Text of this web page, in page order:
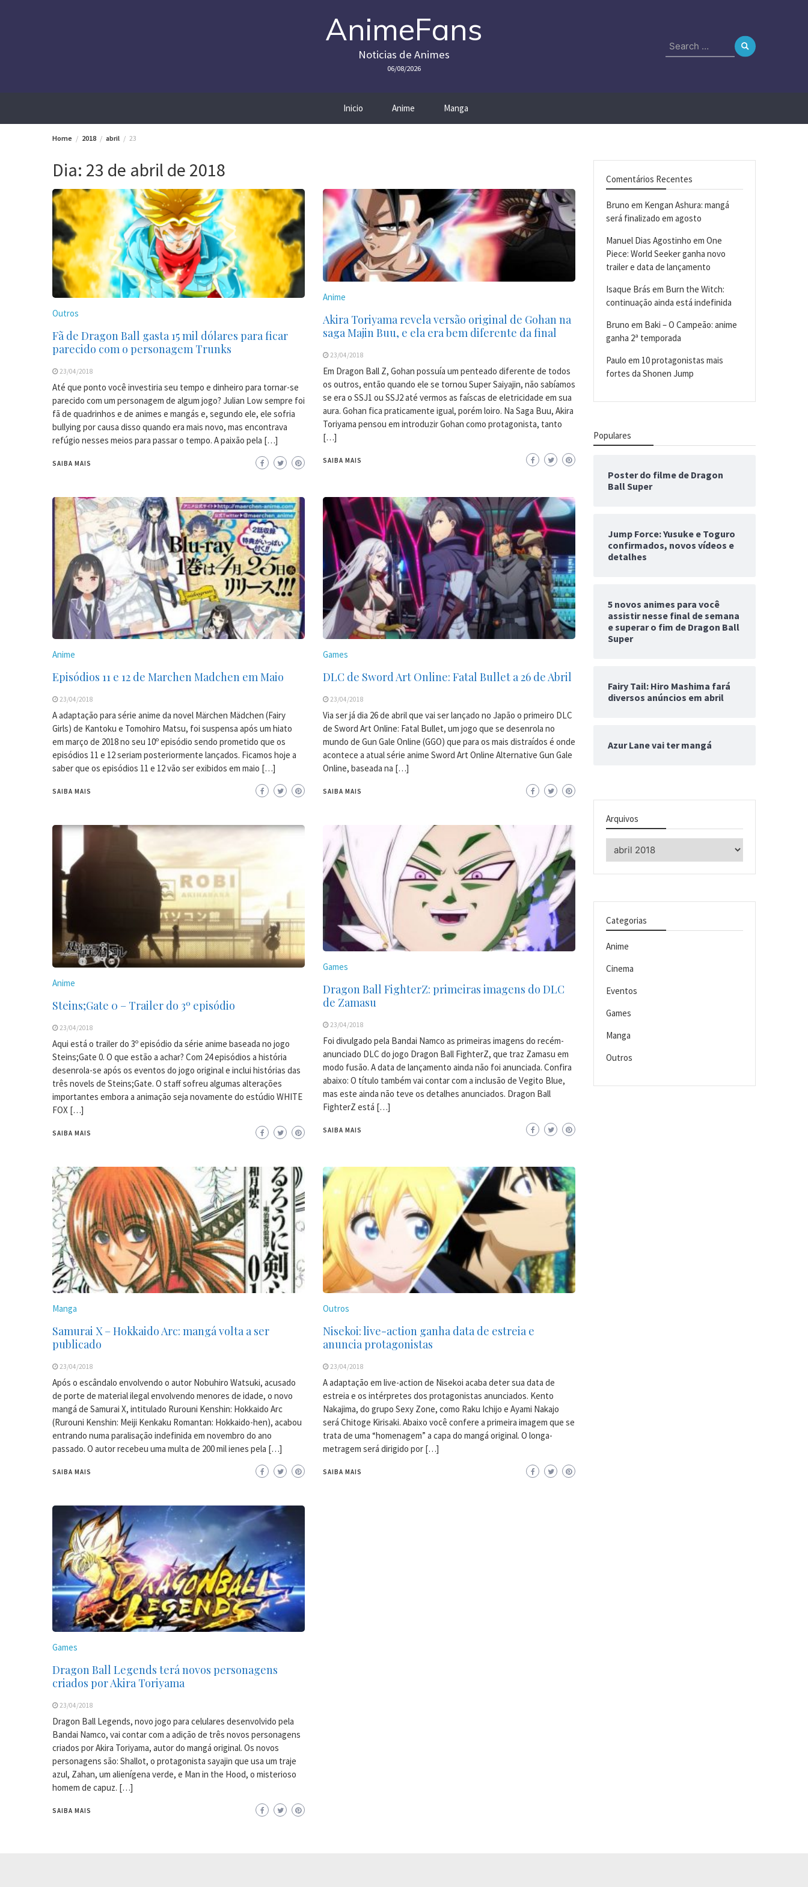
AnimeFans
Noticias de Animes
06/08/2026
Search
for:
Inicio Anime Manga
Home 2018 abril 23
Dia: 23 de abril de 2018
Outros
Fã de Dragon Ball gasta 15 mil dólares para ficar
parecido com o personagem Trunks
23/04/2018
Até que ponto você investiria seu tempo e dinheiro para tornar-se
parecido com um personagem de algum jogo? Julian Low sempre foi
fã de quadrinhos e de animes e mangás e, segundo ele, ele sofria
bullying por causa disso quando era mais novo, mas encontrava
refúgio nesses meios para passar o tempo. A paixão pela […]
SAIBA MAIS
Anime
Akira Toriyama revela versão original de Gohan na
saga Majin Buu, e ela era bem diferente da final
23/04/2018
Em Dragon Ball Z, Gohan possuía um penteado diferente de todos
os outros, então quando ele se tornou Super Saiyajin, não sabíamos
se era o SSJ1 ou SSJ2 até vermos as faíscas de eletricidade em sua
aura. Gohan fica praticamente igual, porém loiro. Na Saga Buu, Akira
Toriyama pensou em introduzir Gohan como protagonista, tanto
[…]
SAIBA MAIS
Anime
Episódios 11 e 12 de Marchen Madchen em Maio
23/04/2018
A adaptação para série anime da novel Märchen Mädchen (Fairy
Girls) de Kantoku e Tomohiro Matsu, foi suspensa após um hiato
em março de 2018 no seu 10º episódio sendo prometido que os
episódios 11 e 12 seriam posteriormente lançados. Ficamos hoje a
saber que os episódios 11 e 12 vão ser exibidos em maio […]
SAIBA MAIS
Games
DLC de Sword Art Online: Fatal Bullet a 26 de Abril
23/04/2018
Via ser já dia 26 de abril que vai ser lançado no Japão o primeiro DLC
de Sword Art Online: Fatal Bullet, um jogo que se desenrola no
mundo de Gun Gale Online (GGO) que para os mais distraídos é onde
acontece a atual série anime Sword Art Online Alternative Gun Gale
Online, baseada na […]
SAIBA MAIS
Anime
Steins;Gate 0 – Trailer do 3º episódio
23/04/2018
Aqui está o trailer do 3º episódio da série anime baseada no jogo
Steins;Gate 0. O que estão a achar? Com 24 episódios a história
desenrola-se após os eventos do jogo original e inclui histórias das
três novels de Steins;Gate. O staff sofreu algumas alterações
importantes embora a animação seja novamente do estúdio WHITE
FOX […]
SAIBA MAIS
Games
Dragon Ball FighterZ: primeiras imagens do DLC
de Zamasu
23/04/2018
Foi divulgado pela Bandai Namco as primeiras imagens do recém-
anunciado DLC do jogo Dragon Ball FighterZ, que traz Zamasu em
modo fusão. A data de lançamento ainda não foi anunciada. Confira
abaixo: O título também vai contar com a inclusão de Vegito Blue,
mas este ainda não teve os detalhes anunciados. Dragon Ball
FighterZ está […]
SAIBA MAIS
Manga
Samurai X – Hokkaido Arc: mangá volta a ser
publicado
23/04/2018
Após o escândalo envolvendo o autor Nobuhiro Watsuki, acusado
de porte de material ilegal envolvendo menores de idade, o novo
mangá de Samurai X, intitulado Rurouni Kenshin: Hokkaido Arc
(Rurouni Kenshin: Meiji Kenkaku Romantan: Hokkaido-hen), acabou
entrando numa paralisação indefinida em novembro do ano
passado. O autor recebeu uma multa de 200 mil ienes pela […]
SAIBA MAIS
Outros
Nisekoi: live-action ganha data de estreia e
anuncia protagonistas
23/04/2018
A adaptação em live-action de Nisekoi acaba deter sua data de
estreia e os intérpretes dos protagonistas anunciados. Kento
Nakajima, do grupo Sexy Zone, como Raku Ichijo e Ayami Nakajo
será Chitoge Kirisaki. Abaixo você confere a primeira imagem que se
trata de uma “homenagem” a capa do mangá original. O longa-
metragem será dirigido por […]
SAIBA MAIS
Games
Dragon Ball Legends terá novos personagens
criados por Akira Toriyama
23/04/2018
Dragon Ball Legends, novo jogo para celulares desenvolvido pela
Bandai Namco, vai contar com a adição de três novos personagens
criados por Akira Toriyama, autor do mangá original. Os novos
personagens são: Shallot, o protagonista sayajin que usa um traje
azul, Zahan, um alienígena verde, e Man in the Hood, o misterioso
homem de capuz. […]
SAIBA MAIS
Comentários Recentes
Bruno em Kengan Ashura: mangá
será finalizado em agosto
Manuel Dias Agostinho em One
Piece: World Seeker ganha novo
trailer e data de lançamento
Isaque Brás em Burn the Witch:
continuação ainda está indefinida
Bruno em Baki – O Campeão: anime
ganha 2ª temporada
Paulo em 10 protagonistas mais
fortes da Shonen Jump
Populares
Poster do filme de Dragon
Ball Super
Jump Force: Yusuke e Toguro
confirmados, novos vídeos e
detalhes
5 novos animes para você
assistir nesse final de semana
e superar o fim de Dragon Ball
Super
Fairy Tail: Hiro Mashima fará
diversos anúncios em abril
Azur Lane vai ter mangá
Arquivos
Arquivos
Categorias
Anime
Cinema
Eventos
Games
Manga
Outros